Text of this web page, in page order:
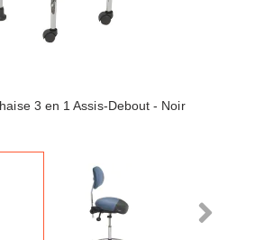
3 en 1 Assis-Debout - Noir